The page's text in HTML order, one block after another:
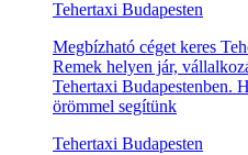
Tehertaxi Budapesten
Megbízható céget keres
Remek helyen jár,
Tehertaxi Budapestenben.
örömmel segítünk
Tehertaxi Budapesten